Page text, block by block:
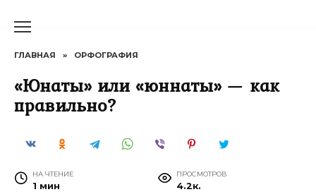
ГЛАВНАЯ » ОРФОГРАФИЯ
«Юнаты» или «юннаты» — как
правильно?
НА ЧТЕНИЕ
1 мин
ПРОСМОТРОВ
4.2к.